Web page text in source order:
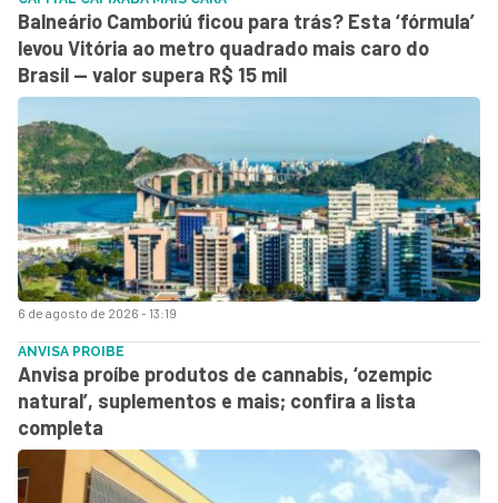
6 de agosto de 2026 - 13:19
Balneário Camboriú ficou para trás? Esta ‘fórmula’
levou Vitória ao metro quadrado mais caro do
Brasil — valor supera R$ 15 mil
ANVISA PROIBE
Anvisa proíbe produtos de cannabis, ‘ozempic
natural’, suplementos e mais; confira a lista
completa